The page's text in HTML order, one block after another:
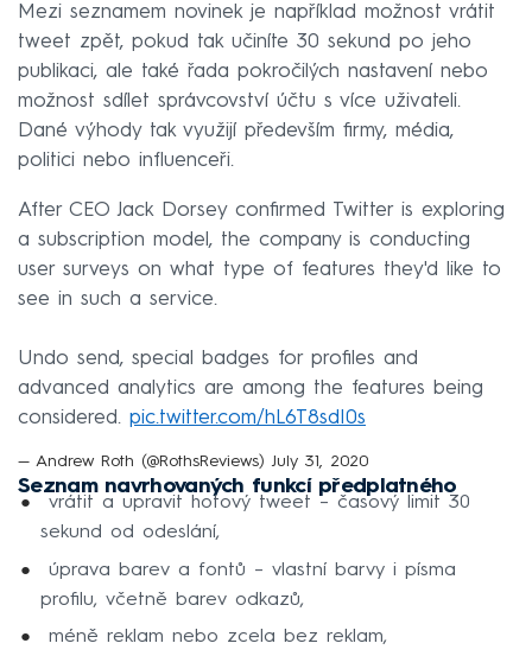
Mezi seznamem novinek je například možnost vrátit
tweet zpět, pokud tak učiníte 30 sekund po jeho
publikaci, ale také řada pokročilých nastavení nebo
možnost sdílet správcovství účtu s více uživateli.
Dané výhody tak využijí především firmy, média,
politici nebo influenceři.
After CEO Jack Dorsey confirmed Twitter is exploring
a subscription model, the company is conducting
user surveys on what type of features they'd like to
see in such a service.
Undo send, special badges for profiles and
advanced analytics are among the features being
considered. pic.twitter.com/hL6T8sdI0s
— Andrew Roth (@RothsReviews) July 31, 2020
Seznam navrhovaných funkcí předplatného
vrátit a upravit hotový tweet – časový limit 30
sekund od odeslání,
úprava barev a fontů – vlastní barvy i písma
profilu, včetně barev odkazů,
méně reklam nebo zcela bez reklam,